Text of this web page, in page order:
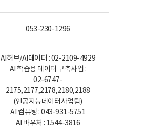
053-230-1296
AI허브/AI데이터 : 02-2109-4929
AI 학습용 데이터 구축사업 :
02-6747-
2175,2177,2178,2180,2188
(인공지능데이터사업팀)
AI 컴퓨팅 : 043-931-5751
AI 바우처 : 1544-3816